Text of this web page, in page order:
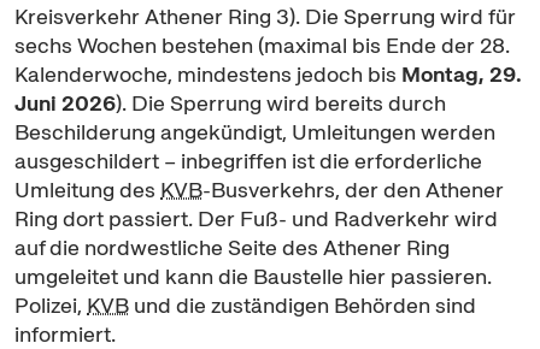
Kreisverkehr Athener Ring 3). Die Sperrung wird für
sechs Wochen bestehen (maximal bis Ende der 28.
Kalenderwoche, mindestens jedoch bis Montag, 29.
Juni 2026). Die Sperrung wird bereits durch
Beschilderung angekündigt, Umleitungen werden
ausgeschildert – inbegriffen ist die erforderliche
Umleitung des KVB-Busverkehrs, der den Athener
Ring dort passiert. Der Fuß- und Radverkehr wird
auf die nordwestliche Seite des Athener Ring
umgeleitet und kann die Baustelle hier passieren.
Polizei, KVB und die zuständigen Behörden sind
informiert.